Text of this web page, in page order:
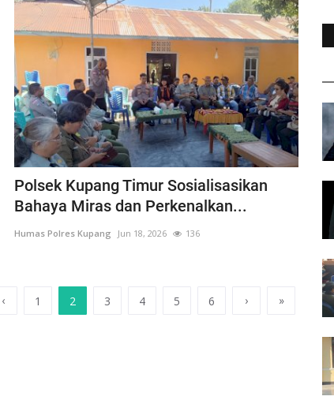
Polsek Kupang Timur Sosialisasikan
Bahaya Miras dan Perkenalkan...
Humas Polres Kupang Jun 18, 2026 136
‹ 1 2 3 4 5 6 › »